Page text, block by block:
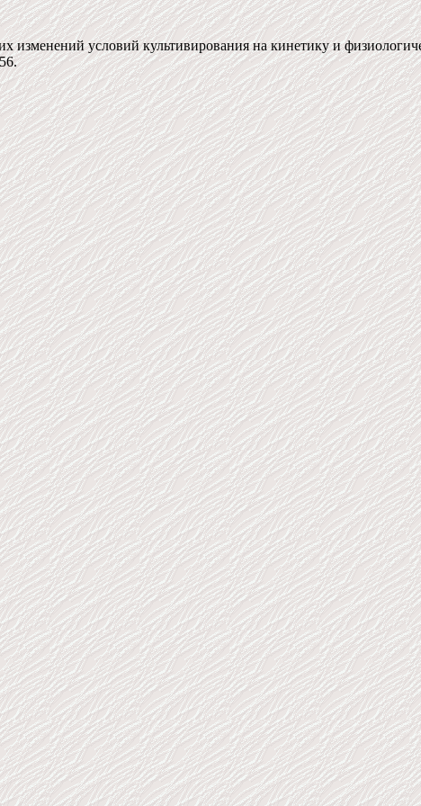
условий культивирования на кинетику и